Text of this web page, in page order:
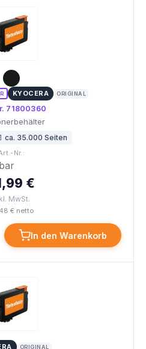
KYOCERA ORIGINAL
71800360
ca. 35.000 Seiten
Nr.:
€
MwSt.
€ netto
In den Warenkorb
ORIGINAL